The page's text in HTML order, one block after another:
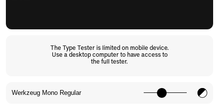
The Type Tester is limited on mobile device.
Use a desktop computer to have access to
the full tester.